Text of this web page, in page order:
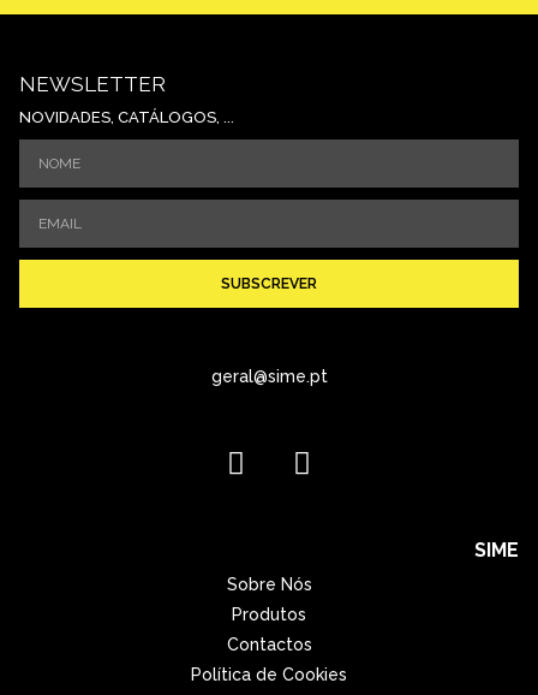
NEWSLETTER
NOVIDADES, CATÁLOGOS, ...
SUBSCREVER
geral@sime.pt
SIME
Sobre Nós
Produtos
Contactos
Política de Cookies